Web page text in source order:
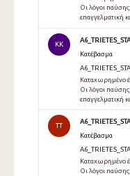
Οι λόγοι παύσης
επαγγελματική
KK
Κατέβασμα
Καταχωρημένο
Οι λόγοι παύσης
επαγγελματική
TT
Κατέβασμα
Καταχωρημένο
Οι λόγοι παύσης